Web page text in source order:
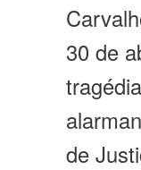
30 de
de